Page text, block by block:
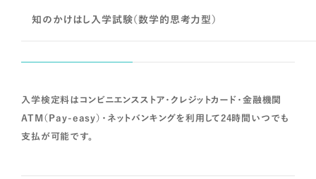
知のかけはし入学試験（数学的思考力型）
入学検定料はコンビニエンスストア・クレジットカード・金融機関
ATM（Pay-easy）・ネットバンキングを利用して24時間いつでも
支払が可能です。